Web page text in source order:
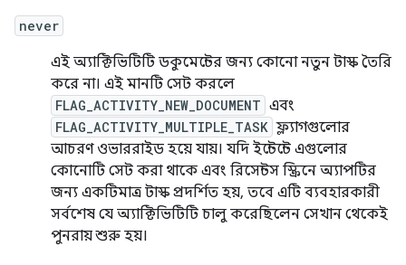
never
এই অ্যাক্টিভিটিটি ডকুমেন্টের জন্য কোনো নতুন টাস্ক তৈরি
করে না। এই মানটি সেট করলে
FLAG_ACTIVITY_NEW_DOCUMENT এবং
FLAG_ACTIVITY_MULTIPLE_TASK ফ্ল্যাগগুলোর
আচরণ ওভাররাইড হয়ে যায়। যদি ইন্টেন্টে এগুলোর
কোনোটি সেট করা থাকে এবং রিসেন্টস স্ক্রিনে অ্যাপটির
জন্য একটিমাত্র টাস্ক প্রদর্শিত হয়, তবে এটি ব্যবহারকারী
সর্বশেষ যে অ্যাক্টিভিটিটি চালু করেছিলেন সেখান থেকেই
পুনরায় শুরু হয়।